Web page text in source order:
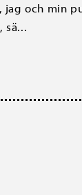
jag och min
sä...